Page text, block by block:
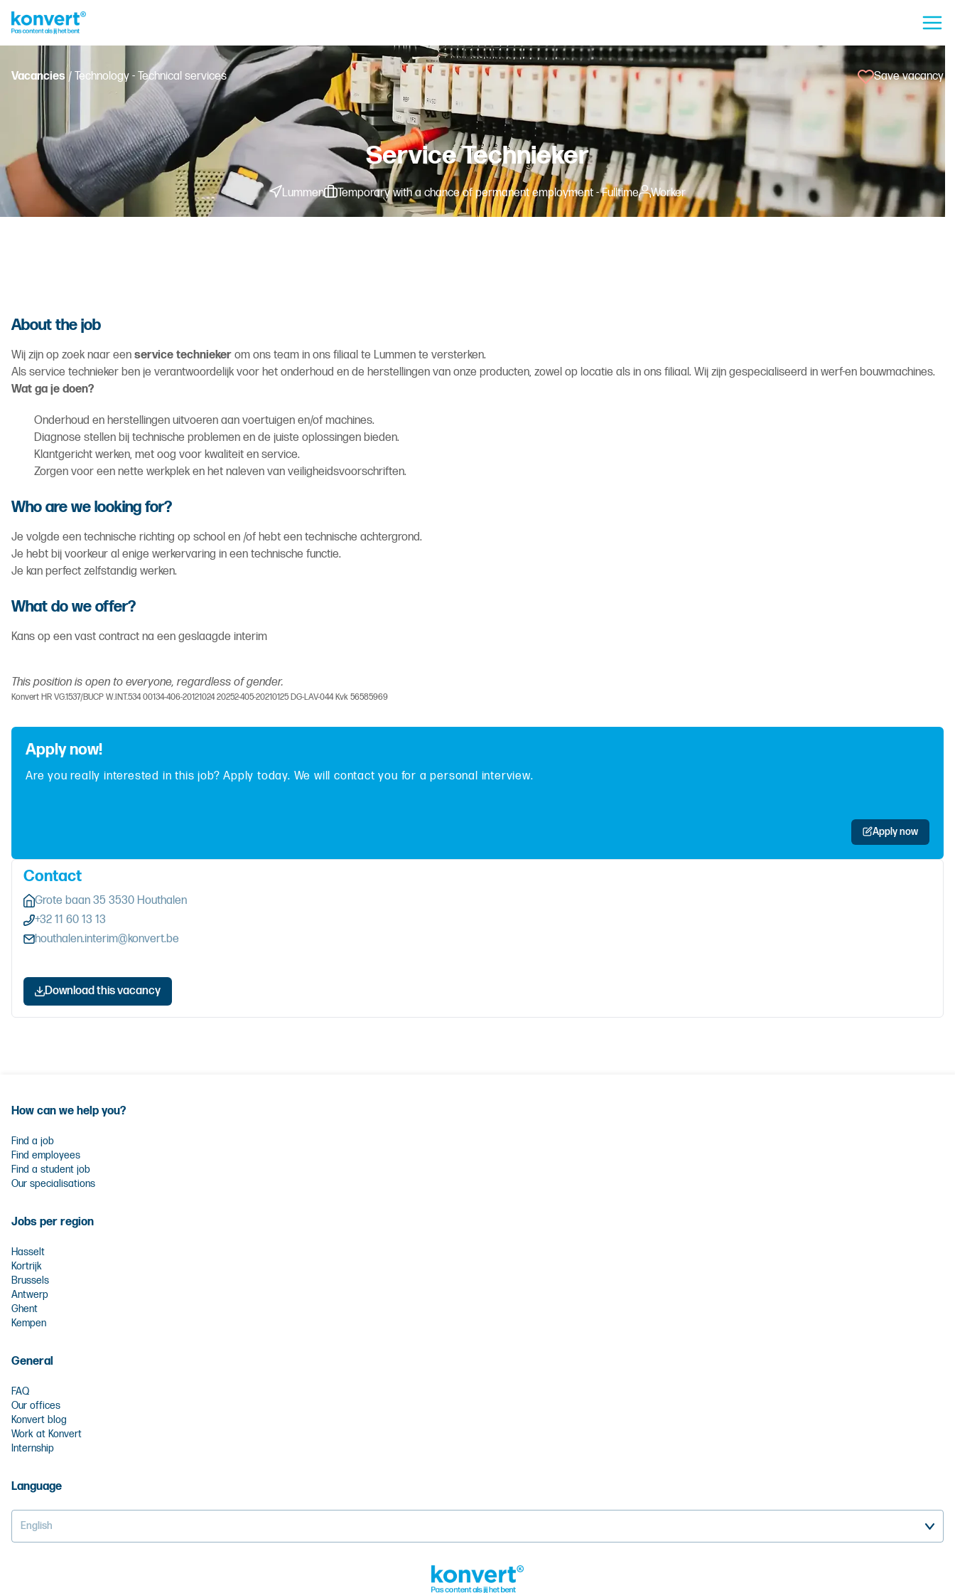
Vacancies / Technology - Technical services Save vacancy
Service Technieker
Lummen Temporary with a chance of permanent employment - Fulltime Worker
About the job
Wij zijn op zoek naar een service technieker om ons team in ons filiaal te Lummen te versterken.
Als service technieker ben je verantwoordelijk voor het onderhoud en de herstellingen van onze producten, zowel op locatie als in ons filiaal. Wij zijn gespecialiseerd in werf-en bouwmachines.
Wat ga je doen?
Onderhoud en herstellingen uitvoeren aan voertuigen en/of machines.
Diagnose stellen bij technische problemen en de juiste oplossingen bieden.
Klantgericht werken, met oog voor kwaliteit en service.
Zorgen voor een nette werkplek en het naleven van veiligheidsvoorschriften.
Who are we looking for?
Je volgde een technische richting op school en /of hebt een technische achtergrond.
Je hebt bij voorkeur al enige werkervaring in een technische functie.
Je kan perfect zelfstandig werken.
What do we offer?
Kans op een vast contract na een geslaagde interim
This position is open to everyone, regardless of gender.
Konvert HR VG.1537/BUCP W.INT.534 00134-406-20121024 20252-405-20210125 DG-LAV-044 Kvk 56585969
Apply now!
Are you really interested in this job? Apply today. We will contact you for a personal interview.
Apply now
Contact
Grote baan 35 3530 Houthalen
+32 11 60 13 13
houthalen.interim@konvert.be
Download this vacancy
How can we help you?
Find a job
Find employees
Find a student job
Our specialisations
Jobs per region
Hasselt
Kortrijk
Brussels
Antwerp
Ghent
Kempen
General
FAQ
Our offices
Konvert blog
Work at Konvert
Internship
Language
English